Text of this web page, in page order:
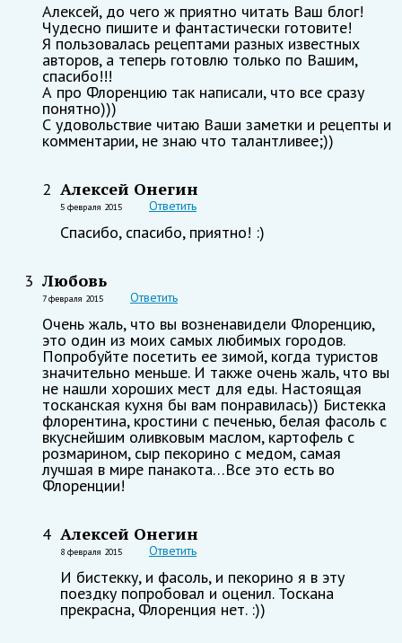
Алексей, до чего ж приятно читать Ваш блог!
Чудесно пишите и фантастически готовите!
Я пользовалась рецептами разных известных
авторов, а теперь готовлю только по Вашим,
спасибо!!!
А про Флоренцию так написали, что все сразу
понятно)))
С удовольствие читаю Ваши заметки и рецепты и
комментарии, не знаю что талантливее;))
2 Алексей Онегин
5 февраля 2015 Ответить
Спасибо, спасибо, приятно! :)
3 Любовь
7 февраля 2015 Ответить
Очень жаль, что вы возненавидели Флоренцию,
это один из моих самых любимых городов.
Попробуйте посетить ее зимой, когда туристов
значительно меньше. И также очень жаль, что вы
не нашли хороших мест для еды. Настоящая
тосканская кухня бы вам понравилась)) Бистекка
флорентина, кростини с печенью, белая фасоль с
вкуснейшим оливковым маслом, картофель с
розмарином, сыр пекорино с медом, самая
лучшая в мире панакота…Все это есть во
Флоренции!
4 Алексей Онегин
8 февраля 2015 Ответить
И бистекку, и фасоль, и пекорино я в эту
поездку попробовал и оценил. Тоскана
прекрасна, Флоренция нет. :))